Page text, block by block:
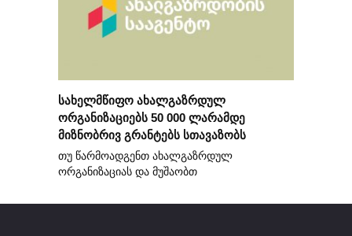
სახელმწიფო ახალგაზრდულ
ორგანიზაციებს 50 000 ლარამდე
მიზნობრივ გრანტებს სთავაზობს
თუ წარმოადგენთ ახალგაზრდულ
ორგანიზაციას და მუშაობთ